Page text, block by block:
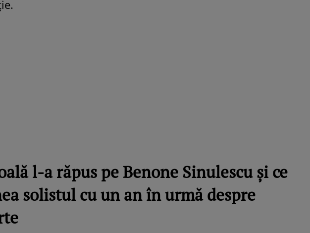
l-a răpus pe Benone Sinulescu și ce
solistul cu un an în urmă despre